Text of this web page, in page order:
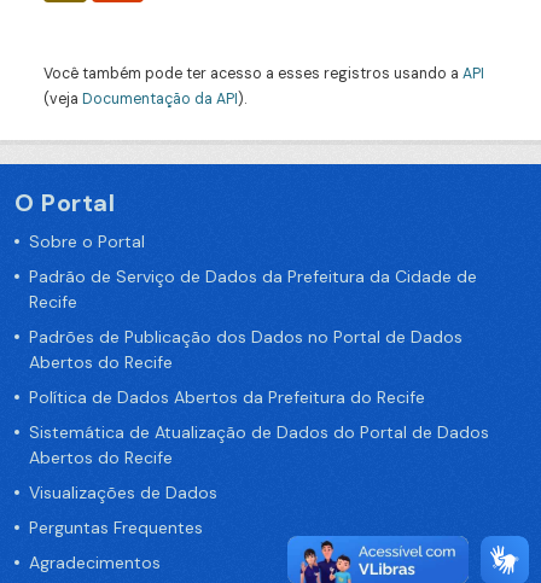
Você também pode ter acesso a esses registros usando a API
(veja Documentação da API).
O Portal
Sobre o Portal
Padrão de Serviço de Dados da Prefeitura da Cidade de
Recife
Padrões de Publicação dos Dados no Portal de Dados
Abertos do Recife
Política de Dados Abertos da Prefeitura do Recife
Sistemática de Atualização de Dados do Portal de Dados
Abertos do Recife
Visualizações de Dados
Perguntas Frequentes
Agradecimentos